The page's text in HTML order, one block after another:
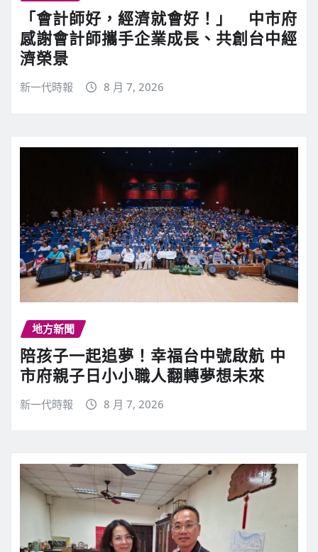
「會計師好，經濟就會好！」 中市府
感謝會計師攜手企業成長、共創台中經
濟榮景
新一代時報 8 月 7, 2026
地方新聞
陪孩子一起追夢！幸福台中號啟航 中
市府親子日小小職人翻轉夢想未來
新一代時報 8 月 7, 2026